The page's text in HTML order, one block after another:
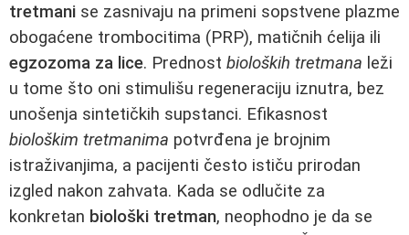
tretmani se zasnivaju na primeni sopstvene plazme
obogaćene trombocitima (PRP), matičnih ćelija ili
egzozoma za lice. Prednost bioloških tretmana leži
u tome što oni stimulišu regeneraciju iznutra, bez
unošenja sintetičkih supstanci. Efikasnost
biološkim tretmanima potvrđena je brojnim
istraživanjima, a pacijenti često ističu prirodan
izgled nakon zahvata. Kada se odlučite za
konkretan biološki tretman, neophodno je da se